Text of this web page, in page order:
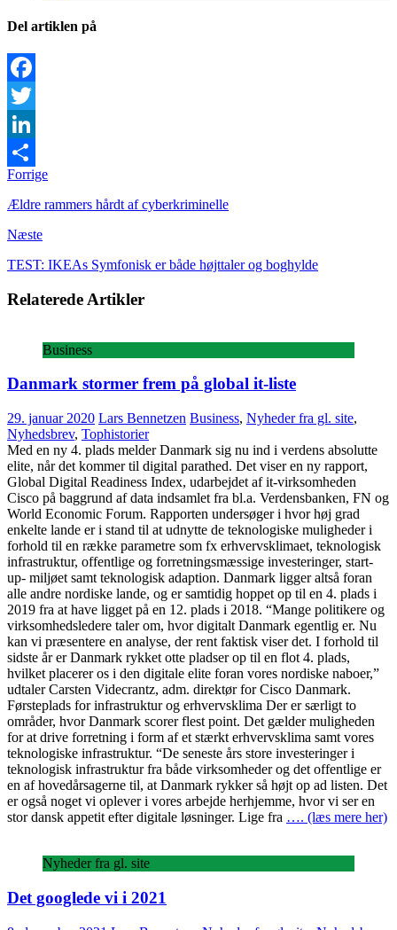
Del artiklen på
Facebook
Twitter
LinkedIn
Share
Forrige
Ældre rammers hårdt af cyberkriminelle
Næste
TEST: IKEAs Symfonisk er både højttaler og boghylde
Relaterede Artikler
Business
Danmark stormer frem på global it-liste
29. januar 2020 Lars Bennetzen Business, Nyheder fra gl. site,
Nyhedsbrev, Tophistorier
Med en ny 4. plads melder Danmark sig nu ind i verdens absolutte
elite, når det kommer til digital parathed. Det viser en ny rapport,
Global Digital Readiness Index, udarbejdet af it-virksomheden
Cisco på baggrund af data indsamlet fra bl.a. Verdensbanken, FN og
World Economic Forum. Rapporten undersøger i hvor høj grad
enkelte lande er i stand til at udnytte de teknologiske muligheder i
forhold til en række parametre som fx erhvervsklimaet, teknologisk
infrastruktur, offentlige og forretningsmæssige investeringer, start-
up- miljøet samt teknologisk adaption. Danmark ligger altså foran
alle andre nordiske lande, og er samtidig hoppet op til en 4. plads i
2019 fra at have ligget på en 12. plads i 2018. “Mange politikere og
virksomhedsledere taler om, hvor digitalt Danmark egentlig er. Nu
kan vi præsentere en analyse, der rent faktisk viser det. I forhold til
sidste år er Danmark rykket otte pladser op til en flot 4. plads,
hvilket placerer os i den digitale elite foran vores nordiske naboer,”
udtaler Carsten Videcrantz, adm. direktør for Cisco Danmark.
Førsteplads for infrastruktur og erhvervsklima Der er særligt to
områder, hvor Danmark scorer flest point. Det gælder muligheden
for at drive forretning i form af et stærkt erhvervsklima samt vores
teknologiske infrastruktur. “De seneste års store investeringer i
teknologisk infrastruktur fra både virksomheder og det offentlige er
en af hovedårsagerne til, at Danmark rykker så højt op ad listen. Det
er også noget vi oplever i vores arbejde herhjemme, hvor vi ser en
stor dansk appetit efter digitale løsninger. Lige fra …. (læs mere her)
Nyheder fra gl. site
Det googlede vi i 2021